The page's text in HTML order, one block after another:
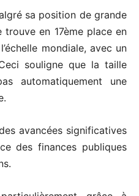
sa position de grande
en 17ème place en
mondiale, avec un
souligne que la taille
automatiquement une
avancées significatives
des finances publiques